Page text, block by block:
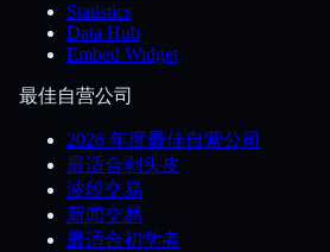
Statistics
Data Hub
Embed Widget
最佳自营公司
2026 年度最佳自营公司
最适合剥头皮
波段交易
新闻交易
最适合初学者